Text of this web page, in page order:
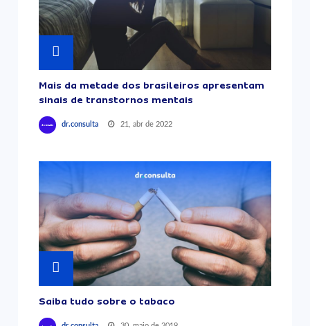
Mais da metade dos brasileiros apresentam
sinais de transtornos mentais
dr.consulta 21, abr de 2022
Saiba tudo sobre o tabaco